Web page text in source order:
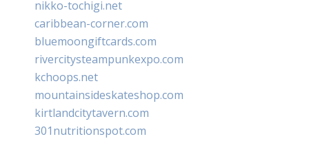
nikko-tochigi.net
caribbean-corner.com
bluemoongiftcards.com
rivercitysteampunkexpo.com
kchoops.net
mountainsideskateshop.com
kirtlandcitytavern.com
301nutritionspot.com